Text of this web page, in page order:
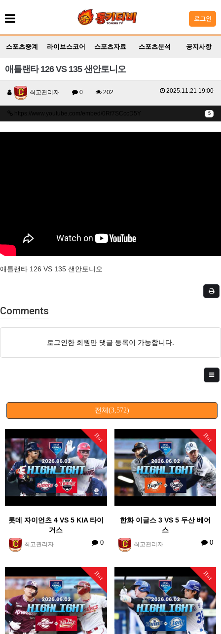
로그인
스포츠중계 라이브스코어 스포츠자료 스포츠분석 공지사항
애틀랜타 126 VS 135 샌안토니오
최고관리자 0 202 2025.11.21 19:00
5
https://www.youtube.com/embed/0Rf7SCccD5Y
애틀랜타 126 VS 135 샌안토니오
Comments
로그인한 회원만 댓글 등록이 가능합니다.
전체(3,572)
Hot
롯데 자이언츠 4 VS 5 KIA 타이
거스
최고관리자 0
Hot
한화 이글스 3 VS 5 두산 베어
스
최고관리자 0
Hot Hot